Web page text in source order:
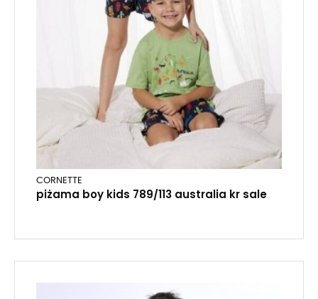
CORNETTE
piżama boy kids 789/113 australia kr sale